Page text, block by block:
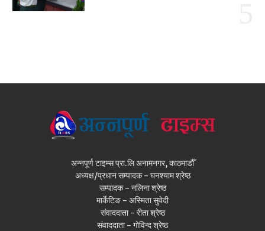
अन्नपूर्ण टाइम्स प्रा.लि अनामनगर, काठमाडौँ
अध्यक्ष/प्रधान सम्पादक - घनश्याम श्रेष्ठ
सम्पादक - नलिना श्रेष्ठ
मार्केटिङ - अस्मिता सुवेदी
संवाददाता - रीता श्रेष्ठ
संवाददाता - गोविन्द श्रेष्ठ